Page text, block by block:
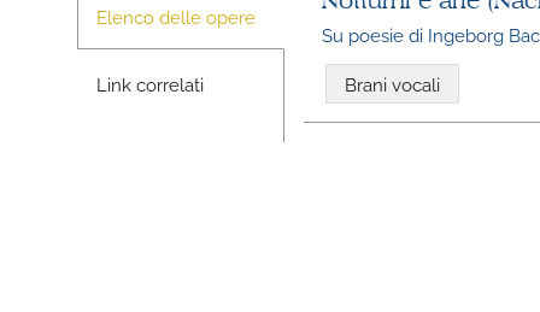
Elenco delle opere
Link correlati
Su poesie di Ingeborg
Brani vocali